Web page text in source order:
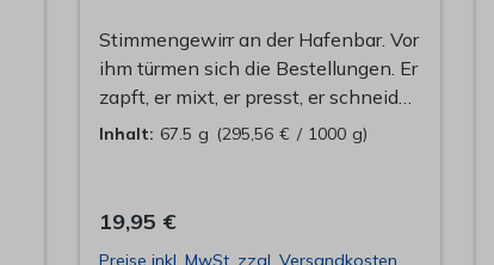
Stimmengewirr an der Hafenbar. Vor
ihm türmen sich die Bestellungen. Er
zapft, er mixt, er presst, er schneidet.
Mit schnellen Bewegungen stellt er
zur Tasse. Er schmeckt leichte Rosé-
Noten, darunter eine subtile Süße,
Inhalt: 67.5 g (295,56 € / 1000 g)
19,95 €
Preise inkl. MwSt. zzgl. Versandkosten